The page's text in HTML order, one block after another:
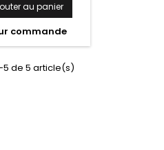
base
au panier
commande
5 de 5 article(s)